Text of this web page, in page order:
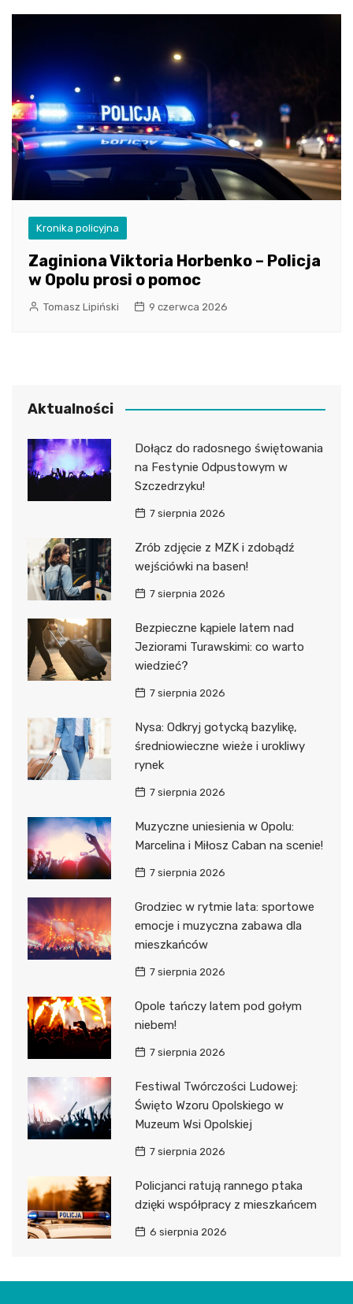
Kronika policyjna
Zaginiona Viktoria Horbenko – Policja
w Opolu prosi o pomoc
Tomasz Lipiński 9 czerwca 2026
Aktualności
Dołącz do radosnego świętowania
na Festynie Odpustowym w
Szczedrzyku!
7 sierpnia 2026
Zrób zdjęcie z MZK i zdobądź
wejściówki na basen!
7 sierpnia 2026
Bezpieczne kąpiele latem nad
Jeziorami Turawskimi: co warto
wiedzieć?
7 sierpnia 2026
Nysa: Odkryj gotycką bazylikę,
średniowieczne wieże i urokliwy
rynek
7 sierpnia 2026
Muzyczne uniesienia w Opolu:
Marcelina i Miłosz Caban na scenie!
7 sierpnia 2026
Grodziec w rytmie lata: sportowe
emocje i muzyczna zabawa dla
mieszkańców
7 sierpnia 2026
Opole tańczy latem pod gołym
niebem!
7 sierpnia 2026
Festiwal Twórczości Ludowej:
Święto Wzoru Opolskiego w
Muzeum Wsi Opolskiej
7 sierpnia 2026
Policjanci ratują rannego ptaka
dzięki współpracy z mieszkańcem
6 sierpnia 2026